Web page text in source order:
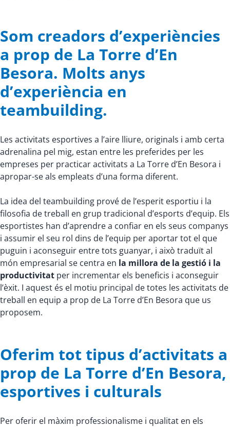
Som creadors d’experiències
a prop de La Torre d’En
Besora. Molts anys
d’experiència en
teambuilding.
Les activitats esportives a l’aire lliure, originals i amb certa
adrenalina pel mig, estan entre les preferides per les
empreses per practicar activitats a La Torre d’En Besora i
apropar-se als empleats d’una forma diferent.
La idea del teambuilding prové de l’esperit esportiu i la
filosofia de treball en grup tradicional d’esports d’equip. Els
esportistes han d’aprendre a confiar en els seus companys
i assumir el seu rol dins de l’equip per aportar tot el que
puguin i aconseguir entre tots guanyar, i això traduït al
món empresarial se centra en la millora de la gestió i la
productivitat per incrementar els beneficis i aconseguir
l’èxit. I aquest és el motiu principal de totes les activitats de
treball en equip a prop de La Torre d’En Besora que us
proposem.
Oferim tot tipus d’activitats a
prop de La Torre d’En Besora,
esportives i culturals
Per oferir el màxim professionalisme i qualitat en els